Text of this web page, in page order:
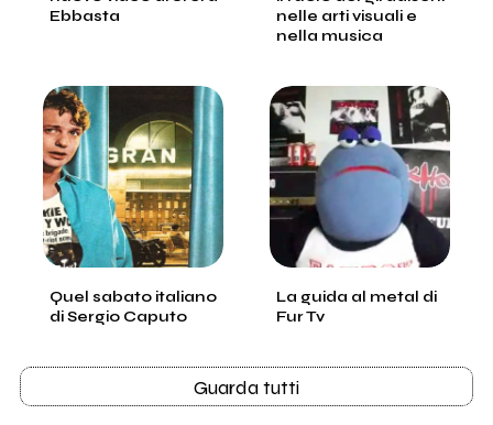
Ebbasta
nelle arti visuali e
nella musica
Quel sabato italiano
di Sergio Caputo
La guida al metal di
Fur Tv
Guarda tutti